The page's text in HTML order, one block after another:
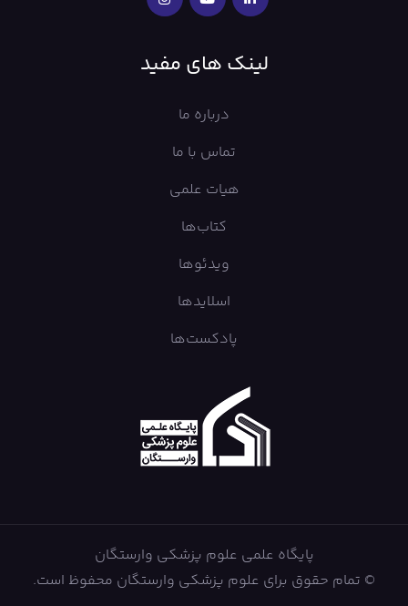
لینک های مفید
درباره ما
تماس با ما
هیات علمی
کتاب‌ها
ویدئوها
اسلایدها
پادکست‌ها
پایگاه علمی علوم پزشکی وارستگان
© تمام حقوق برای علوم پزشکی وارستگان محفوظ است.